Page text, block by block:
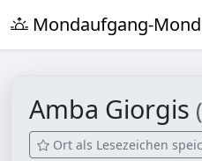
Mondaufgang-
Amba Giorgis
Ort als Lesezeichen